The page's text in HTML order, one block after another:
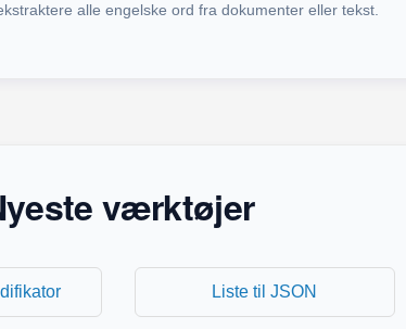
alle engelske ord fra dokumenter eller tekst.
værktøjer
Liste til JSON